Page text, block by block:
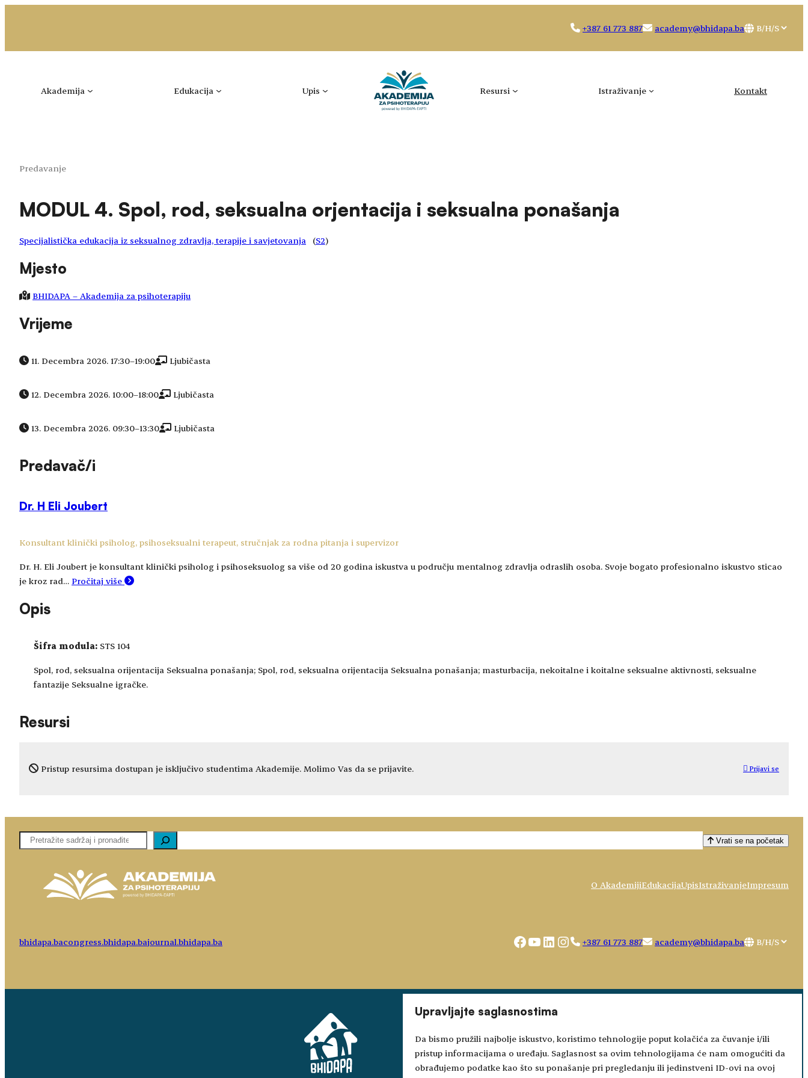
Upravljajte saglasnostima
Da bismo pružili najbolje iskustvo, koristimo tehnologije poput kolačića za čuvanje i/ili
pristup informacijama o uređaju. Saglasnost sa ovim tehnologijama će nam omogućiti da
obrađujemo podatke kao što su ponašanje pri pregledanju ili jedinstveni ID-ovi na ovoj
+387 61 773 887 academy@bhidapa.ba
Choose
Akademija Edukacija Upis Resursi Istraživanje Kontakt
Predavanje
MODUL 4. Spol, rod, seksualna orjentacija i seksualna ponašanja
Specijalistička edukacija iz seksualnog zdravlja, terapije i savjetovanja (S2)
Mjesto
BHIDAPA – Akademija za psihoterapiju
Vrijeme
11. Decembra 2026. 17:30–19:00 Ljubičasta
12. Decembra 2026. 10:00–18:00 Ljubičasta
13. Decembra 2026. 09:30–13:30 Ljubičasta
Predavač/i
Dr. H Eli Joubert
Konsultant klinički psiholog, psihoseksualni terapeut, stručnjak za rodna pitanja i supervizor
Dr. H. Eli Joubert je konsultant klinički psiholog i psihoseksuolog sa više od 20 godina iskustva u području mentalnog zdravlja odraslih osoba. Svoje bogato profesionalno iskustvo sticao
je kroz rad… Pročitaj više
Opis
Šifra modula: STS 104
Spol, rod, seksualna orijentacija Seksualna ponašanja; Spol, rod, seksualna orijentacija Seksualna ponašanja; masturbacija, nekoitalne i koitalne seksualne aktivnosti, seksualne
fantazije Seksualne igračke.
Resursi
Pristup resursima dostupan je isključivo studentima Akademije. Molimo Vas da se prijavite. Prijavi se
Pretaga Vrati se na početak
O AkademijiEdukacijaUpisIstraživanjeImpresum
bhidapa.bacongress.bhidapa.bajournal.bhidapa.ba Facebook
YouTube
LinkedIn
Instagram
+387 61 773 887 academy@bhidapa.ba
Choose